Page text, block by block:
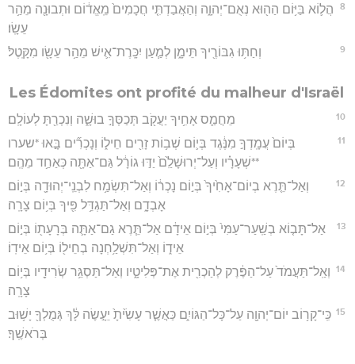
8
הֲל֛וֹא בַּיּ֥וֹם הַה֖וּא נְאֻם־יְהוָ֑ה וְהַאֲבַדְתִּ֤י חֲכָמִים֙ מֵֽאֱד֔וֹם וּתְבוּנָ֖ה מֵהַ֥ר
עֵשָֽׂו׃
9 וְחַתּ֥וּ גִבּוֹרֶ֖יךָ תֵּימָ֑ן לְמַ֧עַן יִכָּֽרֶת־אִ֛ישׁ מֵהַ֥ר עֵשָׂ֖ו מִקָּֽטֶל׃
Les Édomites ont profité du malheur d'Israël
10 מֵחֲמַ֛ס אָחִ֥יךָ יַעֲקֹ֖ב תְּכַסְּךָ֣ בוּשָׁ֑ה וְנִכְרַ֖תָּ לְעוֹלָֽם׃
11
בְּיוֹם֙ עֲמָֽדְךָ֣ מִנֶּ֔גֶד בְּי֛וֹם שְׁב֥וֹת זָרִ֖ים חֵיל֑וֹ וְנָכְרִ֞ים בָּ֣אוּ *שערו
**שְׁעָרָ֗יו וְעַל־יְרוּשָׁלִַ֙ם֙ יַדּ֣וּ גוֹרָ֔ל גַּם־אַתָּ֖ה כְּאַחַ֥ד מֵהֶֽם׃
12
וְאַל־תֵּ֤רֶא בְיוֹם־אָחִ֙יךָ֙ בְּי֣וֹם נָכְר֔וֹ וְאַל־תִּשְׂמַ֥ח לִבְנֵֽי־יְהוּדָ֖ה בְּי֣וֹם
אָבְדָ֑ם וְאַל־תַּגְדֵּ֥ל פִּ֖יךָ בְּי֥וֹם צָרָֽה׃
13
אַל־תָּב֤וֹא בְשַֽׁעַר־עַמִּי֙ בְּי֣וֹם אֵידָ֔ם אַל־תֵּ֧רֶא גַם־אַתָּ֛ה בְּרָעָת֖וֹ בְּי֣וֹם
אֵיד֑וֹ וְאַל־תִּשְׁלַ֥חְנָה בְחֵיל֖וֹ בְּי֥וֹם אֵידֽוֹ׃
14
וְאַֽל־תַּעֲמֹד֙ עַל־הַפֶּ֔רֶק לְהַכְרִ֖ית אֶת־פְּלִיטָ֑יו וְאַל־תַּסְגֵּ֥ר שְׂרִידָ֖יו בְּי֥וֹם
צָרָֽה׃
15 כִּֽי־קָר֥וֹב יוֹם־יְהוָ֖ה עַל־כָּל־הַגּוֹיִ֑ם כַּאֲשֶׁ֤ר עָשִׂ֙יתָ֙ יֵעָ֣שֶׂה לָּ֔ךְ גְּמֻלְךָ֖ יָשׁ֥וּב
בְּרֹאשֶֽׁךָ׃